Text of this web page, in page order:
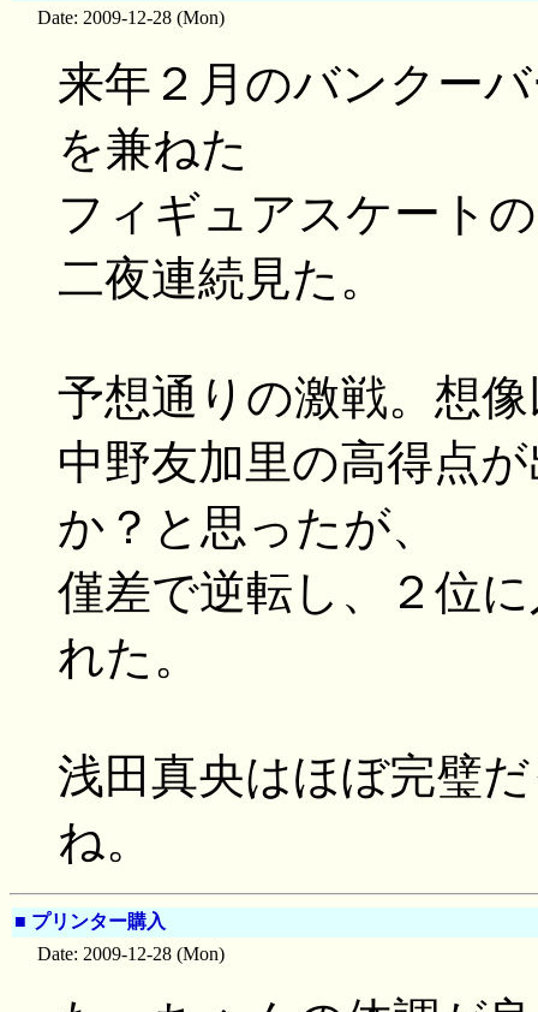
Date: 2009-12-28 (Mon)
来年２月のバンクー
を兼ねた
フィギュアスケート
二夜連続見た。
予想通りの激戦。想
中野友加里の高得点
か？と思ったが、
僅差で逆転し、２位
れた。
浅田真央はほぼ完璧
ね。
■ プリンター購入
Date: 2009-12-28 (Mon)